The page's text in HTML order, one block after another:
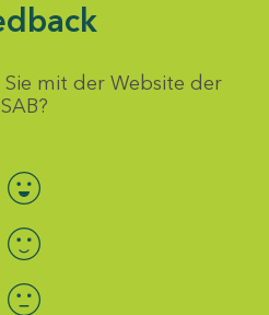
mit der Website der
SAB?
Bewertung auswählen